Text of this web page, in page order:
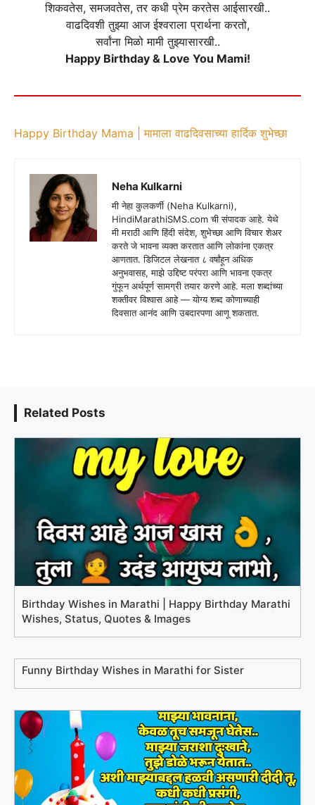
शिकवतेस, समजवतेस, तर कधी प्रेम करतेस आईसारखी..
वाढदिवशी तुझ्या आज ईश्वराला प्रार्थना करतो,
सर्वांना मिळो मामी तुझ्यासारखी..
Happy Birthday & Love You Mami!
Happy Birthday Mama | मामाला वाढदिवसाच्या हार्दिक शुभेच्छा
Neha Kulkarni
मी नेहा कुलकर्णी (Neha Kulkarni),
HindiMarathiSMS.com ची संपादक आहे. येथे
मी मराठी आणि हिंदी संदेश, शुभेच्छा आणि विचार शेअर
करते जे भावना व्यक्त करतात आणि लोकांना एकत्र
आणतात. डिजिटल लेखनात ८ वर्षांहून अधिक
अनुभवासह, माझे उद्दिष्ट परंपरा आणि भावना एकत्र
गुंफून अर्थपूर्ण सामग्री तयार करणे आहे. मला शब्दांच्या
शक्तीवर विश्वास आहे — योग्य शब्द कोणाच्याही
दिवसात आनंद आणि उबदारपणा आणू शकतात.
Related Posts
Birthday Wishes in Marathi | Happy Birthday Marathi
Wishes, Status, Quotes & Images
Funny Birthday Wishes in Marathi for Sister